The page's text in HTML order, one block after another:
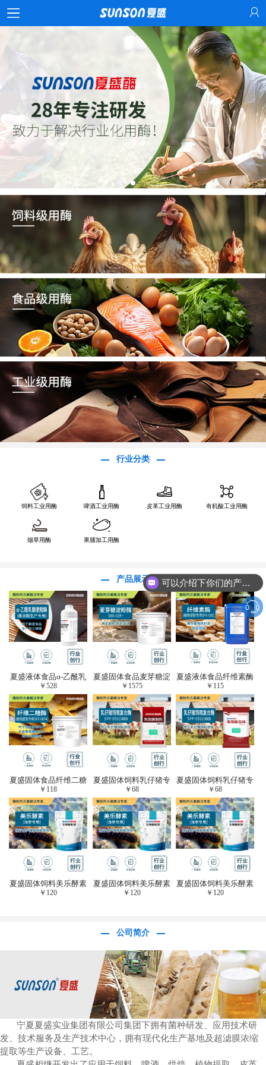
行业分类
饲料工业用酶 啤酒工业用酶 皮革工业用酶 有机酸工业用酶
烟草用酶 果脯加工用酶
产品展示
夏盛液体食品α-乙酰乳
酸脱羧酶(酱油醋生产
专用)FDY-3206
￥528
夏盛固体食品麦芽糖淀
粉酶(烘焙及面粉改良
用酶/发酵类食品可
用)FDG-0012
￥ 1575
夏盛液体食品纤维素酶
(植物提取专用酶/解决
提取液混浊问题/降
黏)FFY-0651
￥ 115
夏盛固体食品纤维二糖
酶(植物提取专用酶/用
于虎杖白藜芦醇提
取)FFG-0656
￥ 118
夏盛固体饲料乳仔猪专
用复合酶SFG-0932
￥ 68
夏盛固体饲料乳仔猪专
用复合酶SFG-0932
￥68
夏盛固体饲料美乐酵素
(水产海参海胆专
￥ 120
夏盛固体饲料美乐酵素
(水产海参海胆专
￥ 120
夏盛固体饲料美乐酵素
(水产海参海胆专
￥ 120
公司简介
宁夏夏盛实业集团有限公司集团下拥有菌种研发、应用技术研
发、技术服务及生产技术中心，拥有现代化生产基地及超滤膜浓缩
提取等生产设备、工艺。
可以介绍下你们的产品么？